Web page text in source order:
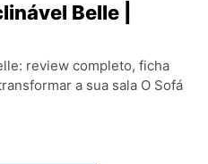
Belle |
review completo, ficha
a sua sala O Sofá